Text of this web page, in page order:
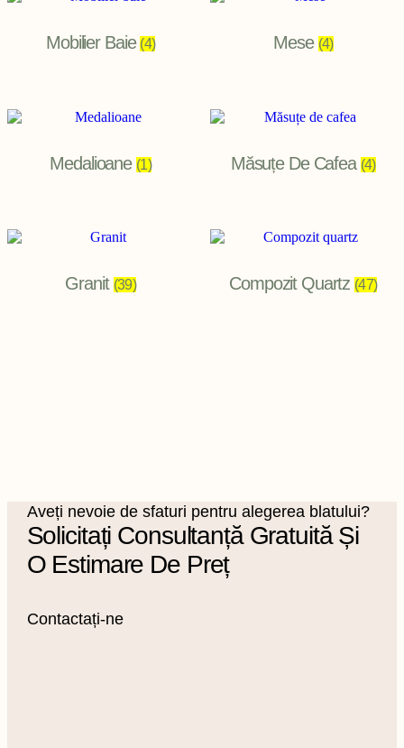
Mobilier Baie(4) Mese (4)
Medalioane (1) Măsuțe De Cafea (4)
Granit (39) Compozit Quartz(47)
Aveți nevoie de sfaturi pentru alegerea blatului?
Solicitați Consultanță Gratuită Și
O Estimare De Preț
Contactați-ne